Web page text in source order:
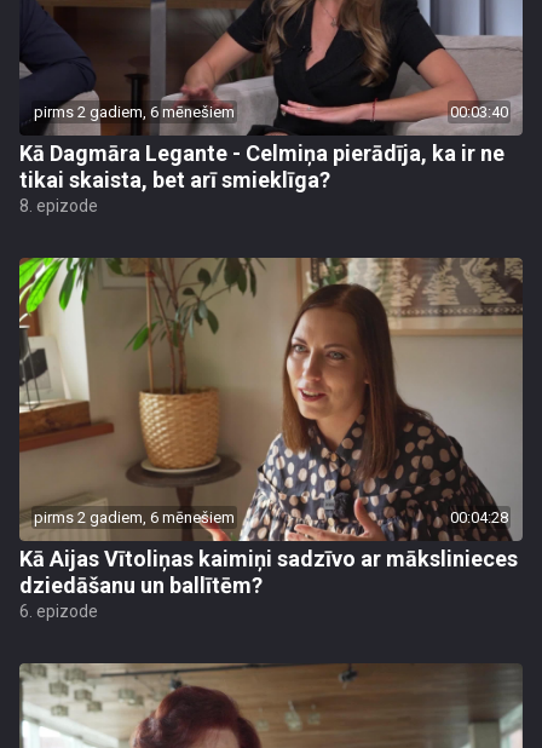
pirms 2 gadiem, 6 mēnešiem 00:03:40
Kā Dagmāra Legante - Celmiņa pierādīja, ka ir ne
tikai skaista, bet arī smieklīga?
8. epizode
pirms 2 gadiem, 6 mēnešiem 00:04:28
Kā Aijas Vītoliņas kaimiņi sadzīvo ar mākslinieces
dziedāšanu un ballītēm?
6. epizode